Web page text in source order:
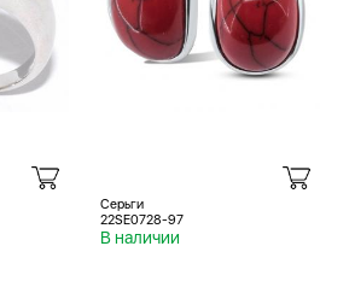
Серьги
22SE0728-97
В наличии